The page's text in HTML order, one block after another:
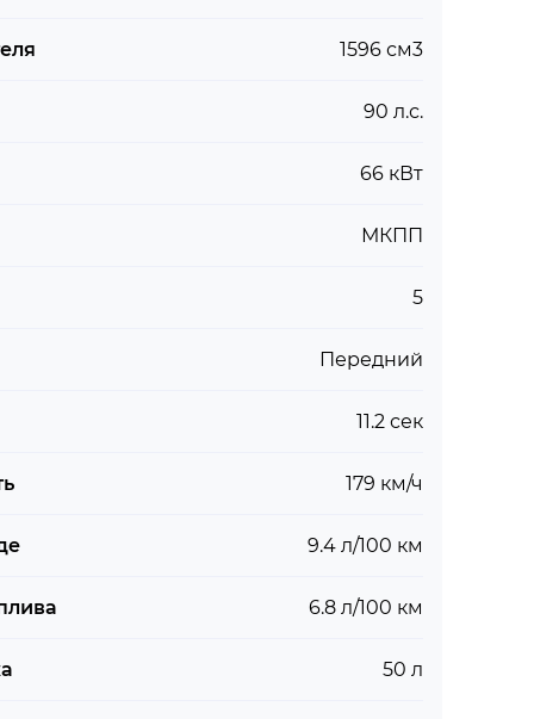
1596 см3
90 л.с.
66 кВт
МКПП
5
Передний
11.2 сек
179 км/ч
9.4 л/100 км
6.8 л/100 км
50 л